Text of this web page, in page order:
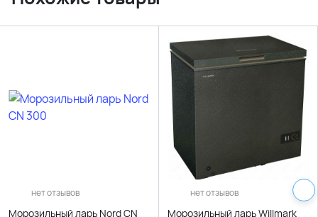
нет отзывов
Морозильный ларь Nord CN
нет отзывов
Морозильный ларь Willmark